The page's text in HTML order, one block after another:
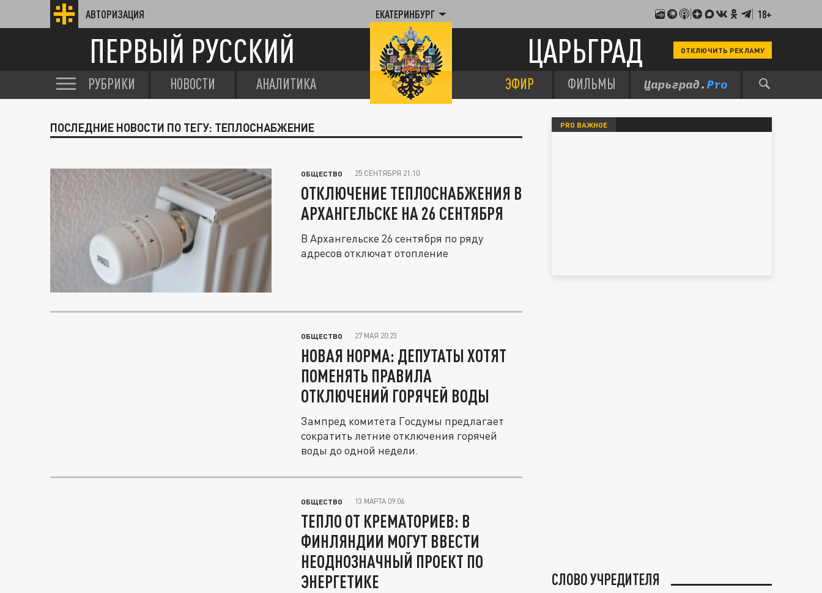
АВТОРИЗАЦИЯ ЕКАТЕРИНБУРГ 18+
ПЕРВЫЙ РУССКИЙ ЦАРЬГРАД ОТКЛЮЧИТЬ РЕКЛАМУ
РУБРИКИ НОВОСТИ АНАЛИТИКА ЭФИР ФИЛЬМЫ
ПОСЛЕДНИЕ НОВОСТИ ПО ТЕГУ: ТЕПЛОСНАБЖЕНИЕ
ОБЩЕСТВО 25 СЕНТЯБРЯ 21:10
ОТКЛЮЧЕНИЕ ТЕПЛОСНАБЖЕНИЯ В
АРХАНГЕЛЬСКЕ НА 26 СЕНТЯБРЯ
В Архангельске 26 сентября по ряду
адресов отключат отопление
ОБЩЕСТВО 27 МАЯ 20:23
НОВАЯ НОРМА: ДЕПУТАТЫ ХОТЯТ
ПОМЕНЯТЬ ПРАВИЛА
ОТКЛЮЧЕНИЙ ГОРЯЧЕЙ ВОДЫ
Зампред комитета Госдумы предлагает
сократить летние отключения горячей
воды до одной недели.
ОБЩЕСТВО 13 МАРТА 09:06
ТЕПЛО ОТ КРЕМАТОРИЕВ: В
ФИНЛЯНДИИ МОГУТ ВВЕСТИ
НЕОДНОЗНАЧНЫЙ ПРОЕКТ ПО
ЭНЕРГЕТИКЕ
PRO ВАЖНОЕ
СЛОВО УЧРЕДИТЕЛЯ